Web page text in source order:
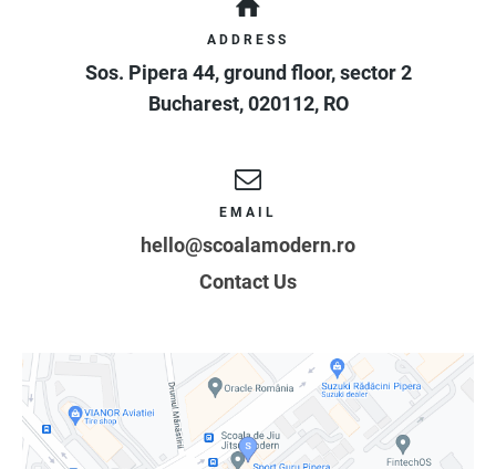
ADDRESS
Sos. Pipera 44, ground floor, sector 2
Bucharest,020112, RO
EMAIL
hello@scoalamodern.ro
Contact Us